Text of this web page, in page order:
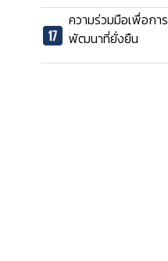
ความร่วมมือเพื่อการ
พัฒนาที่ยั่งยืน